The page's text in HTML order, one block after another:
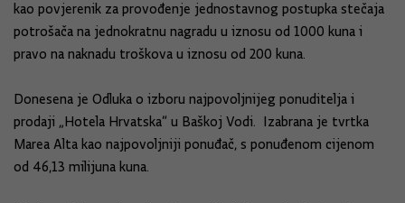
kao povjerenik za provođenje jednostavnog postupka stečaja
potrošača na jednokratnu nagradu u iznosu od 1000 kuna i
pravo na naknadu troškova u iznosu od 200 kuna.
Donesena je Odluka o izboru najpovoljnijeg ponuditelja i
prodaji „Hotela Hrvatska“ u Baškoj Vodi. Izabrana je tvrtka
Marea Alta kao najpovoljniji ponuđač, s ponuđenom cijenom
od 46,13 milijuna kuna.